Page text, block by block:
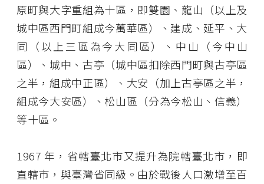
原町與大字重組為十區，即雙園、龍山（以上及
城中區西門町組成今萬華區）、建成、延平、大
同（以上三區為今大同區）、中山（今中山
區）、城中、古亭（城中區扣除西門町與古亭區
之半，組成中正區）、大安（加上古亭區之半，
組成今大安區）、松山區（分為今松山、信義）
等十區。
1967 年，省轄臺北市又提升為院轄臺北市，即
直轄市，與臺灣省同級。由於戰後人口激增至百